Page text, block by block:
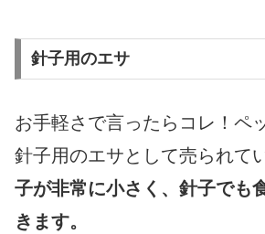
針子用のエサ
お手軽さで言ったらコレ！ペ
針子用のエサとして売られて
子が非常に小さく、針子でも
きます。